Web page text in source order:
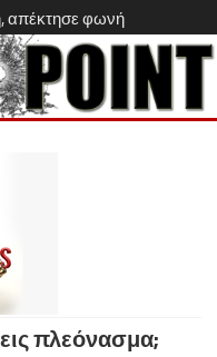
απέκτησε φωνή
πλεόνασμα;